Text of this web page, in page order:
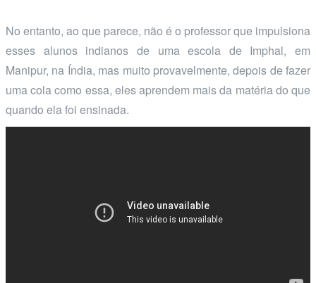
No entanto, ao que parece, não é o professor que impulsiona
esses alunos indianos de uma escola de Imphal, em
Manipur, na Índia, mas muito provavelmente, depois de fazer
uma cola como essa, eles aprendem mais da matéria do que
quando ela foi ensinada.